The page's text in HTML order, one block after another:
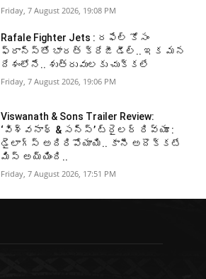
Friday, 7 August 2026, 19:08 PM
Rafale Fighter Jets : రఫేల్‌ కోసం
ఫ్రాన్స్‌తో భారత్‌ క్రేజీ డీల్‌.. ఇక మన
దేశంలోనే.. శుత్రువులకు చుక్కలే
Friday, 7 August 2026, 19:06 PM
Viswanath & Sons Trailer Review:
‘విశ్వనాథ్ & సన్స్’ ట్రైలర్ రివ్యూ :
డైలాగ్స్ అదిరిపోయాయి.. కానీ అదొక్కటే
మిస్ అయ్యింది..
Friday, 7 August 2026, 17:51 PM